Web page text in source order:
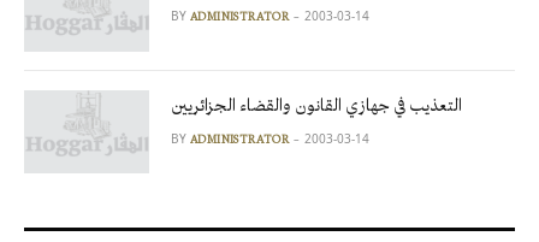
BY ADMINISTRATOR 2003-03-14
التعذيب في جهازي القانون والقضاء الجزائريين
BY ADMINISTRATOR 2003-03-14